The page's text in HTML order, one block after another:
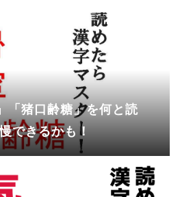
「猪口齢糖」を何と読
できるかも！